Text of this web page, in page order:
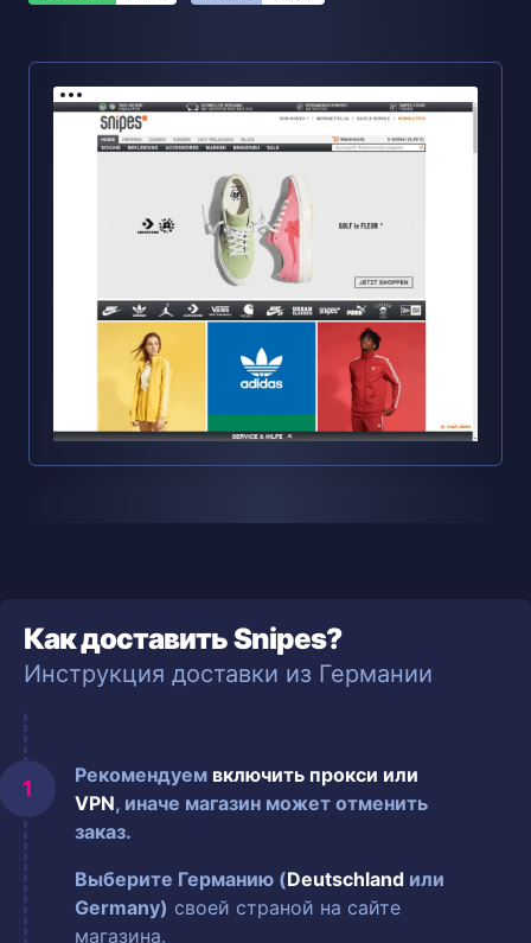
Как доставить Snipes?
Инструкция доставки из Германии
Рекомендуем включить прокси или
VPN, иначе магазин может отменить
заказ.
Выберите Германию (Deutschland или
Germany) своей страной на сайте
магазина.